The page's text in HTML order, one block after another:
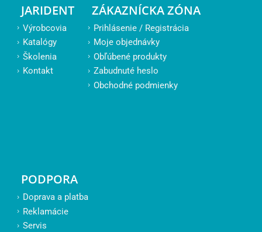
JARIDENT
Výrobcovia
Katalógy
Školenia
Kontakt
ZÁKAZNÍCKA ZÓNA
Prihlásenie / Registrácia
Moje objednávky
Obľúbené produkty
Zabudnuté heslo
Obchodné podmienky
PODPORA
Doprava a platba
Reklamácie
Servis